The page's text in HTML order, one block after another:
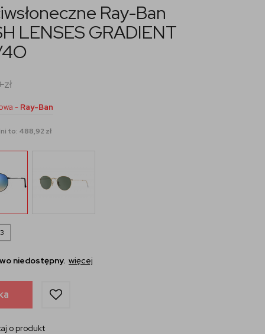
Ray-Ban
LENSES GRADIENT
zł
- Ray-Ban
to: 488,92 zł
niedostępny. więcej
o produkt